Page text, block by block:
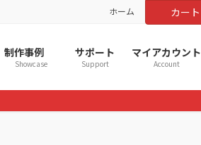
ホーム カート
制作事例
Showcase
サポート
Support
マイアカウント
Account